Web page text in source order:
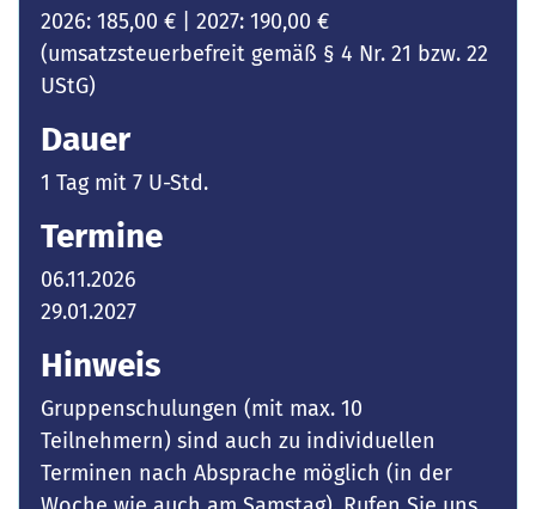
2026: 185,00 € | 2027: 190,00 €
(umsatzsteuerbefreit gemäß § 4 Nr. 21 bzw. 22
UStG)
Dauer
1 Tag mit 7 U-Std.
Termine
06.11.2026
29.01.2027
Hinweis
Gruppenschulungen (mit max. 10
Teilnehmern) sind auch zu individuellen
Terminen nach Absprache möglich (in der